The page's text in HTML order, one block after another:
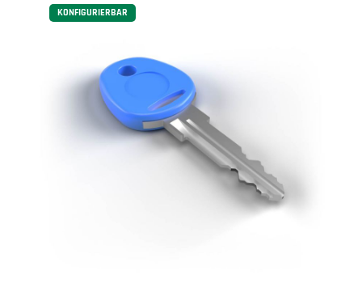
KONFIGURIERBAR